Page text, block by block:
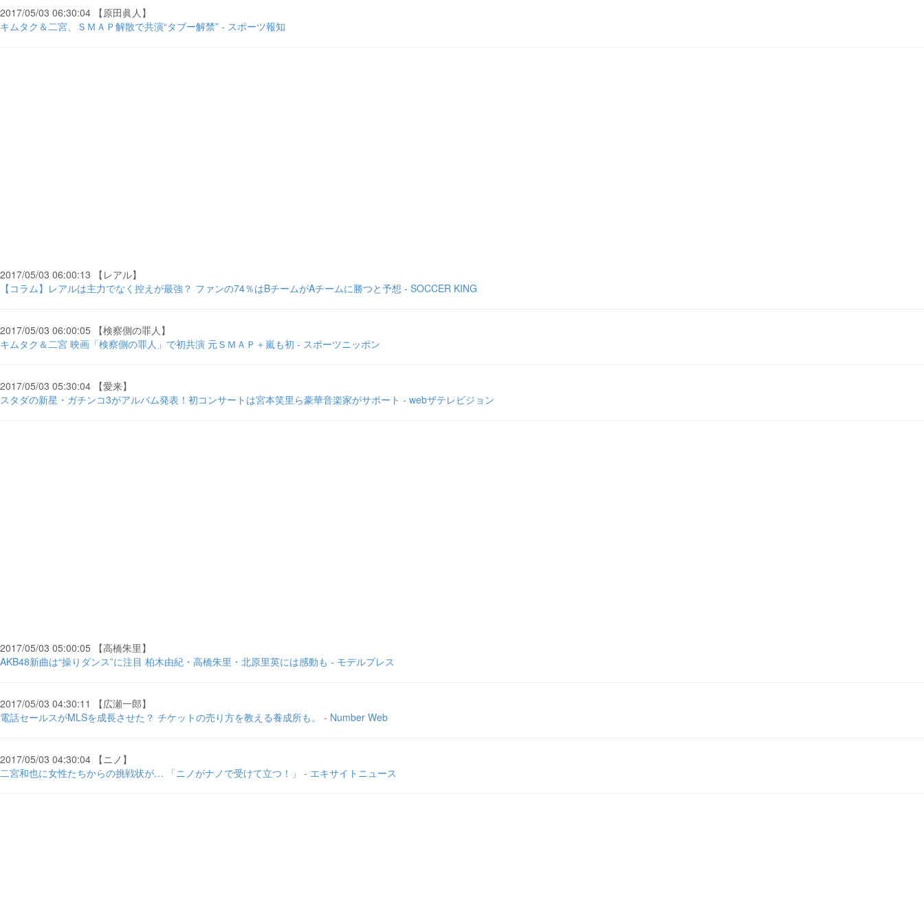
2017/05/03 06:30:04 【原田眞人】
キムタク＆二宮、ＳＭＡＰ解散で共演“タブー解禁” - スポーツ報知
2017/05/03 06:00:13 【レアル】
【コラム】レアルは主力でなく控えが最強？ ファンの74％はBチームがAチームに勝つと予想 - SOCCER KING
2017/05/03 06:00:05 【検察側の罪人】
キムタク＆二宮 映画「検察側の罪人」で初共演 元ＳＭＡＰ＋嵐も初 - スポーツニッポン
2017/05/03 05:30:04 【愛来】
スタダの新星・ガチンコ3がアルバム発表！初コンサートは宮本笑里ら豪華音楽家がサポート - webザテレビジョン
2017/05/03 05:00:05 【高橋朱里】
AKB48新曲は“操りダンス”に注目 柏木由紀・高橋朱里・北原里英には感動も - モデルプレス
2017/05/03 04:30:11 【広瀬一郎】
電話セールスがMLSを成長させた？ チケットの売り方を教える養成所も。 - Number Web
2017/05/03 04:30:04 【ニノ】
二宮和也に女性たちからの挑戦状が… 「ニノがナノで受けて立つ！」 - エキサイトニュース